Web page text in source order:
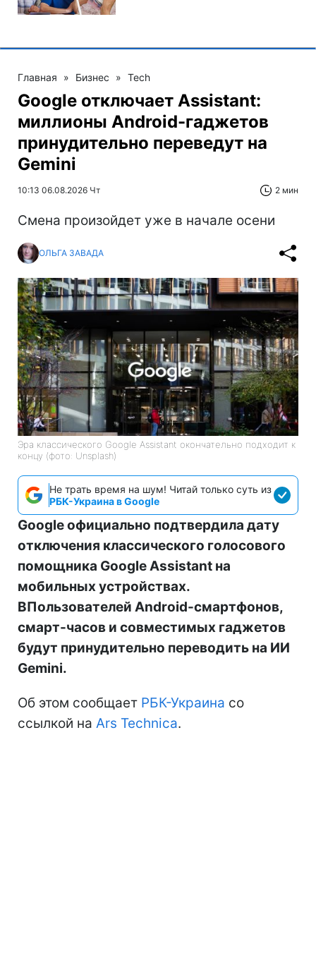
Главная » Бизнес » Tech
Google отключает Assistant:
миллионы Android-гаджетов
принудительно переведут на
Gemini
10:13 06.08.2026 Чт 2 мин
Смена произойдет уже в начале осени
ОЛЬГА ЗАВАДА
Эра классического Google Assistant окончательно подходит к
концу (фото: Unsplash)
Не трать время на шум! Читай только суть из
РБК-Украина в Google
Google официально подтвердила дату
отключения классического голосового
помощника Google Assistant на
мобильных устройствах.
ВПользователей Android-смартфонов,
смарт-часов и совместимых гаджетов
будут принудительно переводить на ИИ
Gemini.
Об этом сообщает РБК-Украина со
ссылкой на Ars Technica.